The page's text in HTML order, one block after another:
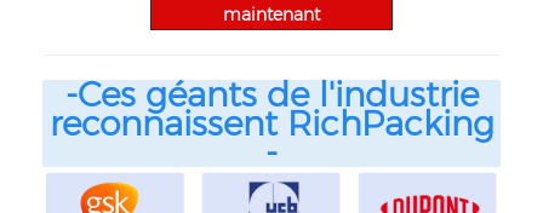
maintenant
-Ces géants de l'industrie
reconnaissent RichPacking
-